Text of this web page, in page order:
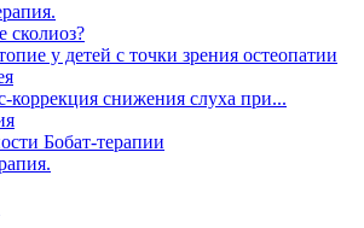
сколиоз?
у детей с точки зрения остеопатии
коррекция снижения слуха при...
Бобат-терапии